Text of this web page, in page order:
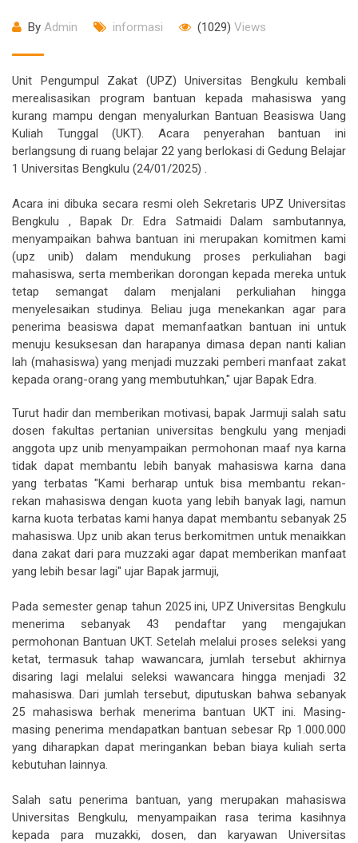
By Admin informasi (1029) Views
Unit Pengumpul Zakat (UPZ) Universitas Bengkulu kembali
merealisasikan program bantuan kepada mahasiswa yang
kurang mampu dengan menyalurkan Bantuan Beasiswa Uang
Kuliah Tunggal (UKT). Acara penyerahan bantuan ini
berlangsung di ruang belajar 22 yang berlokasi di Gedung Belajar
1 Universitas Bengkulu (24/01/2025) .
Acara ini dibuka secara resmi oleh Sekretaris UPZ Universitas
Bengkulu , Bapak Dr. Edra Satmaidi Dalam sambutannya,
menyampaikan bahwa bantuan ini merupakan komitmen kami
(upz unib) dalam mendukung proses perkuliahan bagi
mahasiswa, serta memberikan dorongan kepada mereka untuk
tetap semangat dalam menjalani perkuliahan hingga
menyelesaikan studinya. Beliau juga menekankan agar para
penerima beasiswa dapat memanfaatkan bantuan ini untuk
menuju kesuksesan dan harapanya dimasa depan nanti kalian
lah (mahasiswa) yang menjadi muzzaki pemberi manfaat zakat
kepada orang-orang yang membutuhkan," ujar Bapak Edra.
Turut hadir dan memberikan motivasi, bapak Jarmuji salah satu
dosen fakultas pertanian universitas bengkulu yang menjadi
anggota upz unib menyampaikan permohonan maaf nya karna
tidak dapat membantu lebih banyak mahasiswa karna dana
yang terbatas "Kami berharap untuk bisa membantu rekan-
rekan mahasiswa dengan kuota yang lebih banyak lagi, namun
karna kuota terbatas kami hanya dapat membantu sebanyak 25
mahasiswa. Upz unib akan terus berkomitmen untuk menaikkan
dana zakat dari para muzzaki agar dapat memberikan manfaat
yang lebih besar lagi" ujar Bapak jarmuji,
Pada semester genap tahun 2025 ini, UPZ Universitas Bengkulu
menerima sebanyak 43 pendaftar yang mengajukan
permohonan Bantuan UKT. Setelah melalui proses seleksi yang
ketat, termasuk tahap wawancara, jumlah tersebut akhirnya
disaring lagi melalui seleksi wawancara hingga menjadi 32
mahasiswa. Dari jumlah tersebut, diputuskan bahwa sebanyak
25 mahasiswa berhak menerima bantuan UKT ini. Masing-
masing penerima mendapatkan bantuan sebesar Rp 1.000.000
yang diharapkan dapat meringankan beban biaya kuliah serta
kebutuhan lainnya.
Salah satu penerima bantuan, yang merupakan mahasiswa
Universitas Bengkulu, menyampaikan rasa terima kasihnya
kepada para muzakki, dosen, dan karyawan Universitas